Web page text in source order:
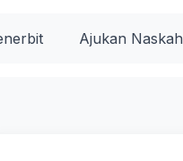
Ajukan Naskah